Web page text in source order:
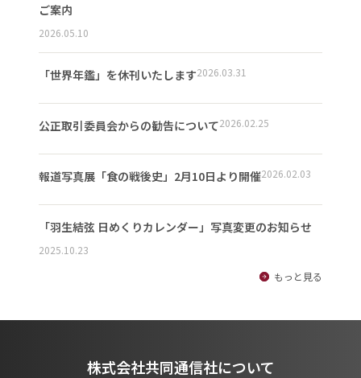
ご案内
2026.05.10
「世界年鑑」を休刊いたします2026.03.31
公正取引委員会からの勧告について2026.02.25
報道写真展「食の戦後史」2月10日より開催2026.02.03
「羽生結弦 日めくりカレンダー」写真変更のお知らせ
2025.10.23
もっと見る
株式会社共同通信社について